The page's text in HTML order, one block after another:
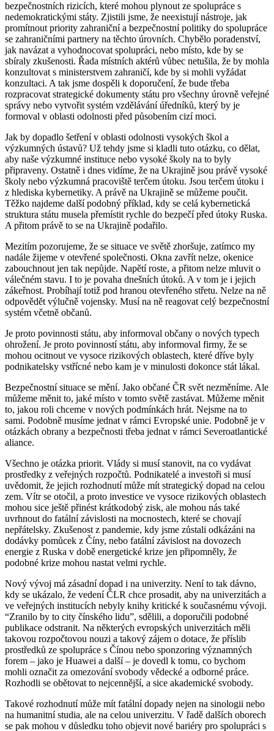
bezpečnostních rizicích, které mohou plynout ze spolupráce s
nedemokratickými státy. Zjistili jsme, že neexistují nástroje, jak
promítnout priority zahraniční a bezpečnostní politiky do spolupráce
se zahraničními partnery na těchto úrovních. Chybělo poradenství,
jak navázat a vyhodnocovat spolupráci, nebo místo, kde by se
sbíraly zkušenosti. Řada místních aktérů vůbec netušila, že by mohla
konzultovat s ministerstvem zahraničí, kde by si mohli vyžádat
konzultaci. A tak jsme dospěli k doporučení, že bude třeba
rozpracovat strategické dokumenty státu pro všechny úrovně veřejné
správy nebo vytvořit systém vzdělávání úředníků, který by je
formoval v oblasti odolnosti před působením cizí moci.
Jak by dopadlo šetření v oblasti odolnosti vysokých škol a
výzkumných ústavů? Už tehdy jsme si kladli tuto otázku, co dělat,
aby naše výzkumné instituce nebo vysoké školy na to byly
připraveny. Ostatně i dnes vidíme, že na Ukrajině jsou právě vysoké
školy nebo výzkumná pracoviště terčem útoku. Jsou terčem útoku i
z hlediska kybernetiky. A právě na Ukrajině se můžeme poučit.
Těžko najdeme další podobný příklad, kdy se celá kybernetická
struktura státu musela přemístit rychle do bezpečí před útoky Ruska.
A přitom právě to se na Ukrajině podařilo.
Mezitím pozorujeme, že se situace ve světě zhoršuje, zatímco my
nadále žijeme v otevřené společnosti. Okna zavřít nelze, okenice
zabouchnout jen tak nepůjde. Napětí roste, a přitom nelze mluvit o
válečném stavu. I to je povaha dnešních útoků. A v tom je i jejich
zákeřnost. Probíhají totiž pod hranou otevřeného střetu. Nelze na ně
odpovědět výlučně vojensky. Musí na ně reagovat celý bezpečnostní
systém včetně občanů.
Je proto povinnosti státu, aby informoval občany o nových typech
ohrožení. Je proto povinností státu, aby informoval firmy, že se
mohou ocitnout ve vysoce rizikových oblastech, které dříve byly
podnikatelsky vstřícné nebo kam je v minulosti dokonce stát lákal.
Bezpečnostní situace se mění. Jako občané ČR svět nezměníme. Ale
můžeme měnit to, jaké místo v tomto světě zastávat. Můžeme měnit
to, jakou roli chceme v nových podmínkách hrát. Nejsme na to
sami. Podobně musíme jednat v rámci Evropské unie. Podobně je v
otázkách obrany a bezpečnosti třeba jednat v rámci Severoatlantické
aliance.
Všechno je otázka priorit. Vlády si musí stanovit, na co vydávat
prostředky z veřejných rozpočtů. Podnikatelé a investoři si musí
uvědomit, že jejich rozhodnutí může mít strategický dopad na celou
zem. Vítr se otočil, a proto investice ve vysoce rizikových oblastech
mohou sice ještě přinést krátkodobý zisk, ale mohou nás také
uvrhnout do fatální závislosti na mocnostech, které se chovají
nepřátelsky. Zkušenost z pandemie, kdy jsme zůstali odkázáni na
dodávky pomůcek z Číny, nebo fatální závislost na dovozech
energie z Ruska v době energetické krize jen připomněly, že
podobné krize mohou nastat velmi rychle.
Nový vývoj má zásadní dopad i na univerzity. Není to tak dávno,
kdy se ukázalo, že vedení ČLR chce prosadit, aby na univerzitách a
ve veřejných institucích nebyly knihy kritické k současnému vývoji.
“Zranilo by to city čínského lidu”, sdělili, a doporučili podobné
publikace odstranit. Na některých evropských univerzitách měli
takovou rozpočtovou nouzi a takový zájem o dotace, že příslib
prostředků ze spolupráce s Čínou nebo sponzoring významných
forem – jako je Huawei a další – je dovedl k tomu, co bychom
mohli označit za omezování svobody vědecké a odborné práce.
Rozhodli se obětovat to nejcennější, a sice akademické svobody.
Takové rozhodnutí může mít fatální dopady nejen na sinologii nebo
na humanitní studia, ale na celou univerzitu. V řadě dalších oborech
se pak mohou v důsledku toho objevit nové bariéry pro spolupráci s